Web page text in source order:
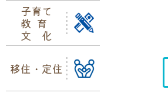
子育て
教育
文化
移住・定住